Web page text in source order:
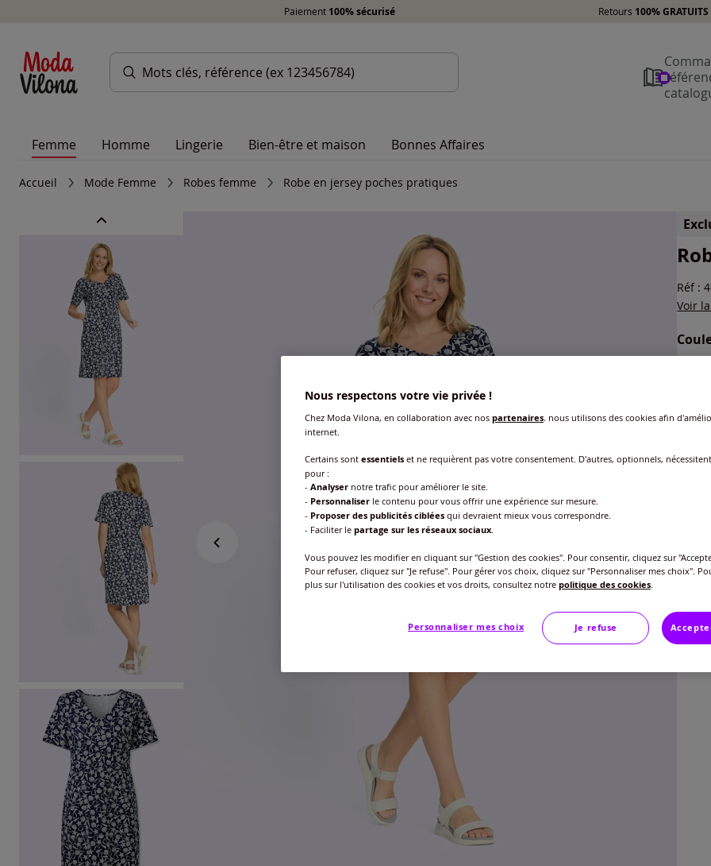
Paiement 100% sécurisé Retours 100%
Femme Homme Lingerie Bien-être et maison Bonnes Affaires
Accueil Mode Femme Robes femme Robe en jersey poches pratiques
Réf :
Voir
42
35
Nous respectons votre vie privée !
Chez Moda Vilona, en collaboration avec nos partenaires, nous utilisons des cookies afin
internet.
Certains sont essentiels et ne requièrent pas votre consentement. D'autres, optionnels,
pour :
- Analyser notre trafic pour améliorer le site.
- Personnaliser le contenu pour vous offrir une expérience sur mesure.
- Proposer des publicités ciblées qui devraient mieux vous correspondre.
- Faciliter le partage sur les réseaux sociaux.
Vous pouvez les modifier en cliquant sur "Gestion des cookies". Pour consentir, cliquez sur
Pour refuser, cliquez sur "Je refuse". Pour gérer vos choix, cliquez sur "Personnaliser mes choix".
plus sur l'utilisation des cookies et vos droits, consultez notre politique des cookies.
Personnaliser mes choix Je refuse